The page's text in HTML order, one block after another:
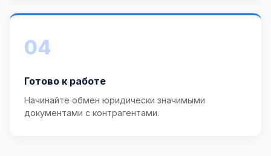
04
Готово к работе
Начинайте обмен юридически значимыми
документами с контрагентами.